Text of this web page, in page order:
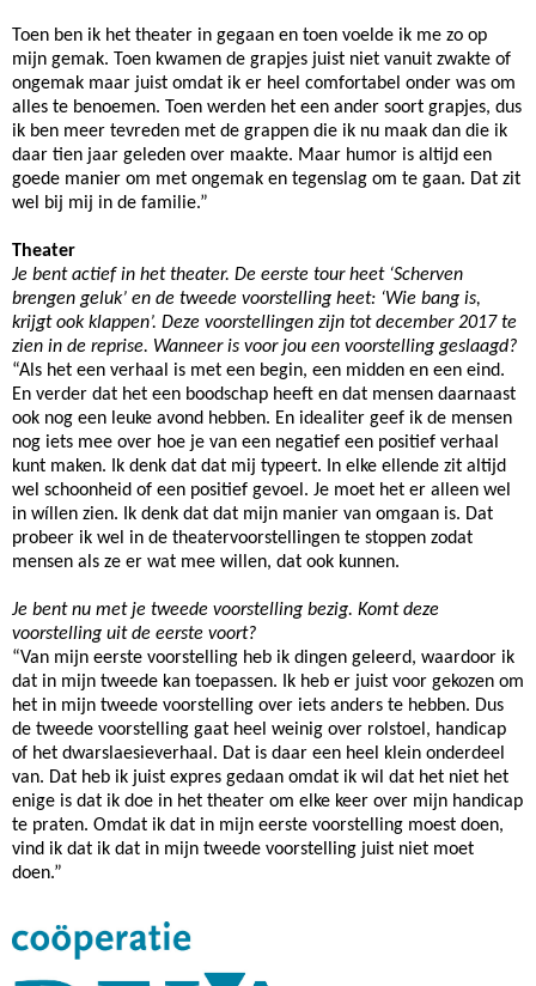
Toen ben ik het theater in gegaan en toen voelde ik me zo op
mijn gemak. Toen kwamen de grapjes juist niet vanuit zwakte of
ongemak maar juist omdat ik er heel comfortabel onder was om
alles te benoemen. Toen werden het een ander soort grapjes, dus
ik ben meer tevreden met de grappen die ik nu maak dan die ik
daar tien jaar geleden over maakte. Maar humor is altijd een
goede manier om met ongemak en tegenslag om te gaan. Dat zit
wel bij mij in de familie.”
Theater
Je bent actief in het theater. De eerste tour heet ‘Scherven
brengen geluk’ en de tweede voorstelling heet: ‘Wie bang is,
krijgt ook klappen’. Deze voorstellingen zijn tot december 2017 te
zien in de reprise. Wanneer is voor jou een voorstelling geslaagd?
“Als het een verhaal is met een begin, een midden en een eind.
En verder dat het een boodschap heeft en dat mensen daarnaast
ook nog een leuke avond hebben. En idealiter geef ik de mensen
nog iets mee over hoe je van een negatief een positief verhaal
kunt maken. Ik denk dat dat mij typeert. In elke ellende zit altijd
wel schoonheid of een positief gevoel. Je moet het er alleen wel
in wíllen zien. Ik denk dat dat mijn manier van omgaan is. Dat
probeer ik wel in de theatervoorstellingen te stoppen zodat
mensen als ze er wat mee willen, dat ook kunnen.
Je bent nu met je tweede voorstelling bezig. Komt deze
voorstelling uit de eerste voort?
“Van mijn eerste voorstelling heb ik dingen geleerd, waardoor ik
dat in mijn tweede kan toepassen. Ik heb er juist voor gekozen om
het in mijn tweede voorstelling over iets anders te hebben. Dus
de tweede voorstelling gaat heel weinig over rolstoel, handicap
of het dwarslaesieverhaal. Dat is daar een heel klein onderdeel
van. Dat heb ik juist expres gedaan omdat ik wil dat het niet het
enige is dat ik doe in het theater om elke keer over mijn handicap
te praten. Omdat ik dat in mijn eerste voorstelling moest doen,
vind ik dat ik dat in mijn tweede voorstelling juist niet moet
doen.”